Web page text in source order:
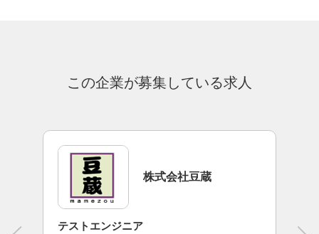
この企業が募集している求人
株式会社豆蔵
テストエンジニア